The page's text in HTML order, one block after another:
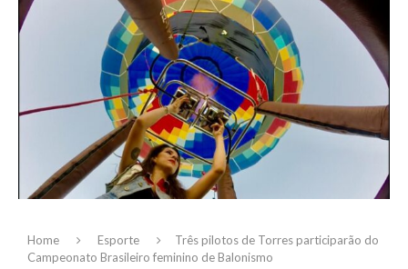
Home Esporte
Três pilotos de Torres participarão do
Campeonato Brasileiro feminino de Balonismo